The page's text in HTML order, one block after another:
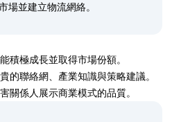
場並建立物流網絡。
積極成長並取得市場份額。
的聯絡網、產業知識與策略建議。
關係人展示商業模式的品質。